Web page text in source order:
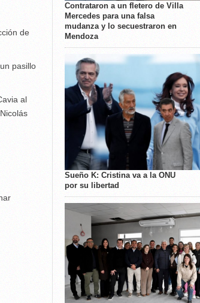
de
pasillo
al
Contrataron a un fletero de Villa
Mercedes para una falsa
mudanza y lo secuestraron en
Mendoza
Sueño K: Cristina va a la ONU
por su libertad